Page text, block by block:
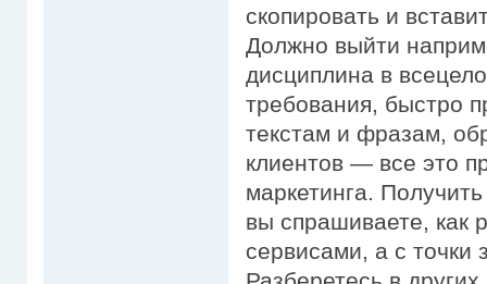
скопировать и
Должно выйти
дисциплина в
требования, быстро
текстам и фразам,
клиентов — все это
маркетинга.
вы спрашиваете, как
сервисами, а с точки